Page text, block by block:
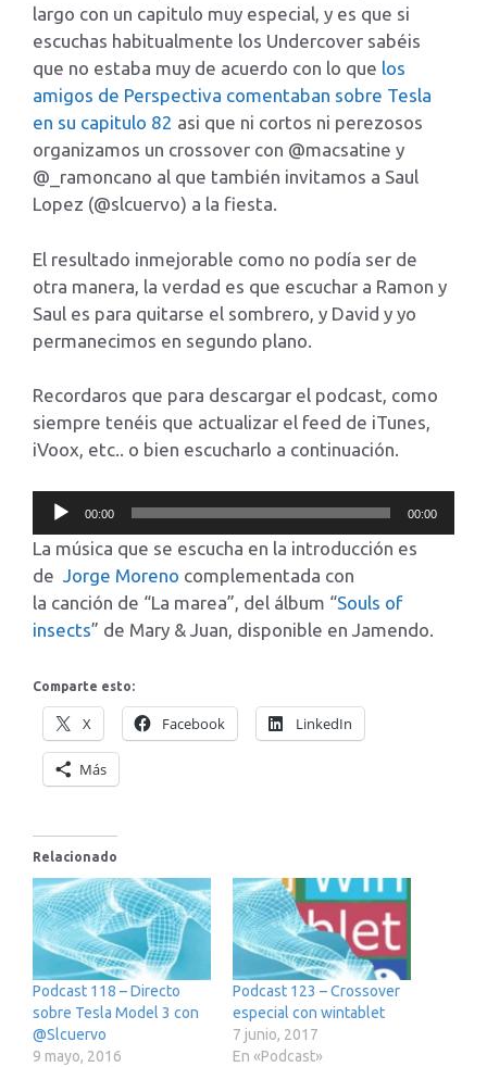
largo con un capitulo muy especial, y es que si
escuchas habitualmente los Undercover sabéis
que no estaba muy de acuerdo con lo que los
amigos de Perspectiva comentaban sobre Tesla
en su capitulo 82 asi que ni cortos ni perezosos
organizamos un crossover con @macsatine y
@_ramoncano al que también invitamos a Saul
Lopez (@slcuervo) a la fiesta.
El resultado inmejorable como no podía ser de
otra manera, la verdad es que escuchar a Ramon y
Saul es para quitarse el sombrero, y David y yo
permanecimos en segundo plano.
Recordaros que para descargar el podcast, como
siempre tenéis que actualizar el feed de iTunes,
iVoox, etc.. o bien escucharlo a continuación.
Reproductor
de
audio
00:00 00:00
La música que se escucha en la introducción es
de
Jorge Moreno complementada con
la canción de “La marea”, del álbum “Souls of
insects” de Mary & Juan, disponible en Jamendo.
Comparte esto:
X Facebook LinkedIn
Más
Relacionado
Podcast 118 – Directo
sobre Tesla Model 3 con
@Slcuervo
9 mayo, 2016
Podcast 123 – Crossover
especial con wintablet
7 junio, 2017
En «Podcast»